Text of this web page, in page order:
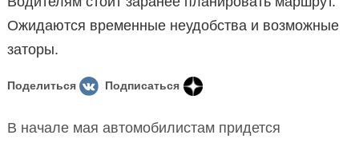
Ожидаются временные неудобства и возможные
заторы.
Поделиться Подписаться
В начале мая автомобилистам придется